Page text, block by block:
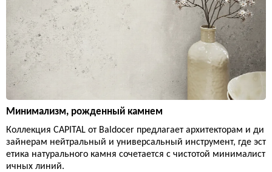
Минимализм, рожденный камнем
Коллекция CAPITAL от Baldocer предлагает архитекторам и ди
зайнерам нейтральный и универсальный инструмент, где эст
етика натурального камня сочетается с чистотой минималист
ичных линий.